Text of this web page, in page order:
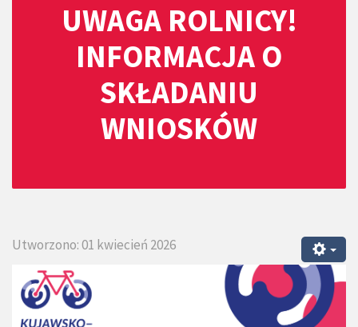
UWAGA ROLNICY!
INFORMACJA O
SKŁADANIU
WNIOSKÓW
Utworzono: 01 kwiecień 2026